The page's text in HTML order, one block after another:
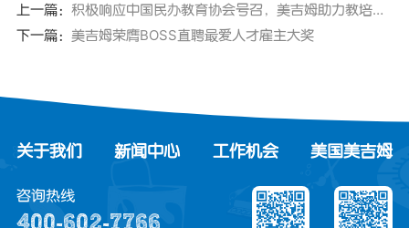
上一篇：
积极响应中国民办教育协会号召，美吉姆助力教培行业人员有序转岗
下一篇： 美吉姆荣膺BOSS直聘最爱人才雇主大奖
关于我们 新闻中心 工作机会 美国美吉姆
咨询热线